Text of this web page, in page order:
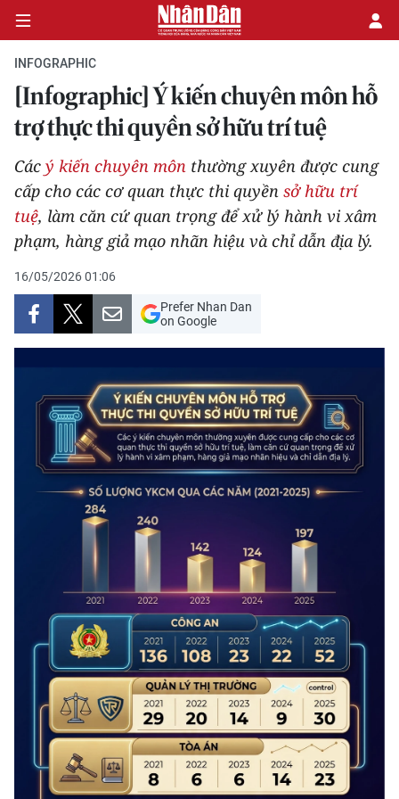
CHÍNH TRỊ
KINH TẾ
VĂN HÓA
XÃ HỘI
PHÁP LUẬT
DU LỊCH
THỂ THAO
GIÁO DỤC
KHOA HỌC - CÔNG NGHỆ
MÔI TRƯỜNG
BẠN ĐỌC
KIỂM CHỨNG THÔNG TIN
TRI THỨC CHUYÊN SÂU
54 DÂN TỘC VIỆT NAM
INFOGRAPHIC
[Infographic] Ý kiến chuyên môn hỗ
trợ thực thi quyền sở hữu trí tuệ
Các ý kiến chuyên môn thường xuyên được cung
cấp cho các cơ quan thực thi quyền sở hữu trí
tuệ, làm căn cứ quan trọng để xử lý hành vi xâm
phạm, hàng giả mạo nhãn hiệu và chỉ dẫn địa lý.
16/05/2026 01:06
Prefer Nhan Dan
on Google